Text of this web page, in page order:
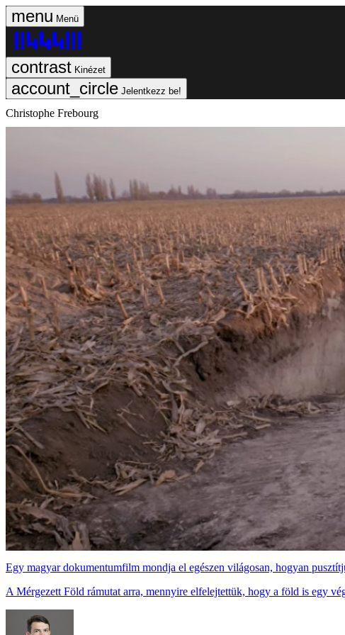
Menü
Kinézet
Jelentkezz be!
Christophe Frebourg
Egy magyar dokumentumfilm mondja el egészen világosan, hogyan
A Mérgezett Föld rámutat arra, mennyire elfelejtettük, hogy a föld is egy